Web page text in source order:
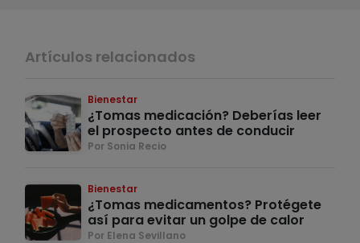
Artículos relacionados
Bienestar
¿Tomas medicación? Deberías leer
el prospecto antes de conducir
Por Sonia Recio
Bienestar
¿Tomas medicamentos? Protégete
así para evitar un golpe de calor
Por Elena Sevillano